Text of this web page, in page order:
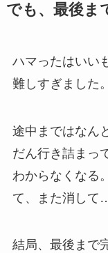
でも、最後ま
ハマったはいい
難しすぎました。
途中まではなん
だん行き詰まっ
わからなくなる
て、また消して
結局、最後まで